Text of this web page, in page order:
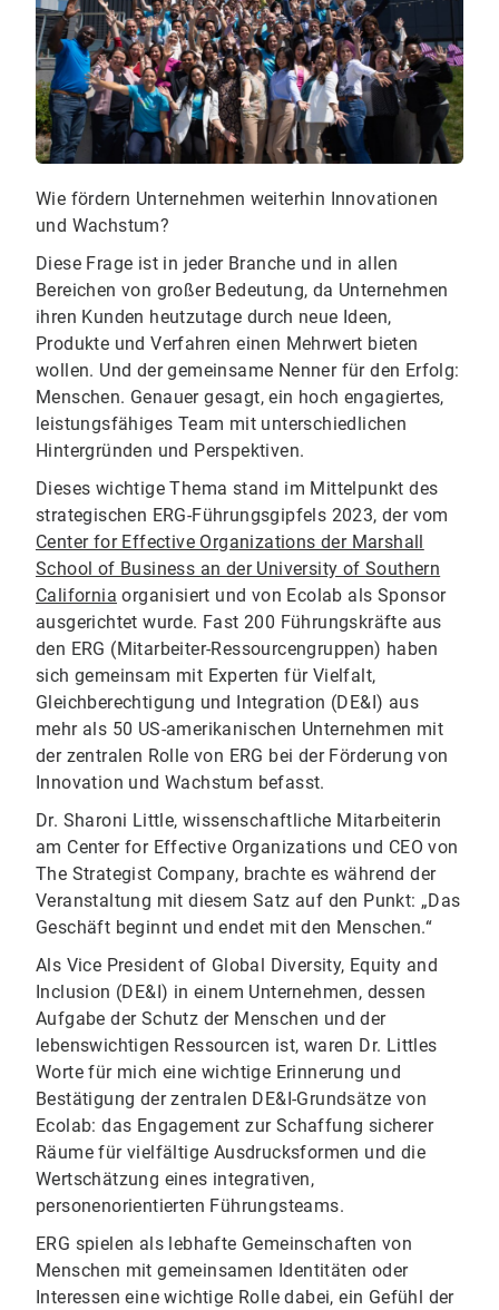
Wie fördern Unternehmen weiterhin Innovationen
und Wachstum?
Diese Frage ist in jeder Branche und in allen
Bereichen von großer Bedeutung, da Unternehmen
ihren Kunden heutzutage durch neue Ideen,
Produkte und Verfahren einen Mehrwert bieten
wollen. Und der gemeinsame Nenner für den Erfolg:
Menschen. Genauer gesagt, ein hoch engagiertes,
leistungsfähiges Team mit unterschiedlichen
Hintergründen und Perspektiven.
Dieses wichtige Thema stand im Mittelpunkt des
strategischen ERG-Führungsgipfels 2023, der vom
Center for Effective Organizations der Marshall
School of Business an der University of Southern
California organisiert und von Ecolab als Sponsor
ausgerichtet wurde. Fast 200 Führungskräfte aus
den ERG (Mitarbeiter-Ressourcengruppen) haben
sich gemeinsam mit Experten für Vielfalt,
Gleichberechtigung und Integration (DE&I) aus
mehr als 50 US-amerikanischen Unternehmen mit
der zentralen Rolle von ERG bei der Förderung von
Innovation und Wachstum befasst.
Dr. Sharoni Little, wissenschaftliche Mitarbeiterin
am Center for Effective Organizations und CEO von
The Strategist Company, brachte es während der
Veranstaltung mit diesem Satz auf den Punkt: „Das
Geschäft beginnt und endet mit den Menschen.“
Als Vice President of Global Diversity, Equity and
Inclusion (DE&I) in einem Unternehmen, dessen
Aufgabe der Schutz der Menschen und der
lebenswichtigen Ressourcen ist, waren Dr. Littles
Worte für mich eine wichtige Erinnerung und
Bestätigung der zentralen DE&I-Grundsätze von
Ecolab: das Engagement zur Schaffung sicherer
Räume für vielfältige Ausdrucksformen und die
Wertschätzung eines integrativen,
personenorientierten Führungsteams.
ERG spielen als lebhafte Gemeinschaften von
Menschen mit gemeinsamen Identitäten oder
Interessen eine wichtige Rolle dabei, ein Gefühl der